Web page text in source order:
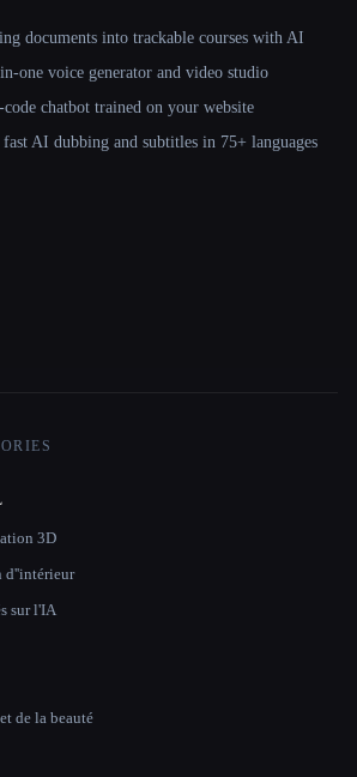
documents into trackable courses with AI
one voice generator and video studio
chatbot trained on your website
AI dubbing and subtitles in 75+ languages
3D
d''intérieur
sur l'IA
de la beauté